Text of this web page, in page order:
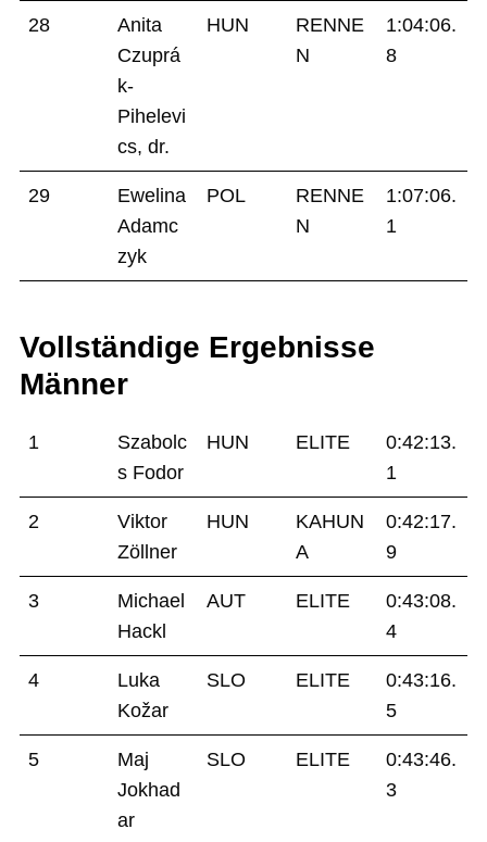
28
Anita
Czuprá
k-
Pihelevi
cs, dr.
HUN
RENNE
N
1:04:06.
8
29
Ewelina
Adamc
zyk
POL
RENNE
N
1:07:06.
1
Vollständige Ergebnisse
Männer
1
Szabolc
s Fodor
HUN ELITE
0:42:13.
1
2
Viktor
Zöllner
HUN
KAHUN
A
0:42:17.
9
3
Michael
Hackl
AUT ELITE
0:43:08.
4
4
Luka
Kožar
SLO ELITE
0:43:16.
5
5
Maj
Jokhad
ar
SLO ELITE
0:43:46.
3